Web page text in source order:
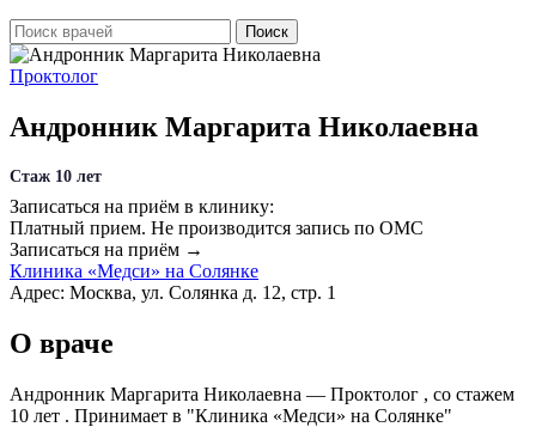
Проктолог
Андронник Маргарита Николаевна
Стаж 10 лет
Записаться на приём в клинику:
Платный прием. Не производится запись по ОМС
Записаться на приём →
Клиника «Медси» на Солянке
Адрес: Москва, ул. Солянка д. 12, стр. 1
О враче
Андронник Маргарита Николаевна — Проктолог , со стажем
10 лет . Принимает в "Клиника «Медси» на Солянке"